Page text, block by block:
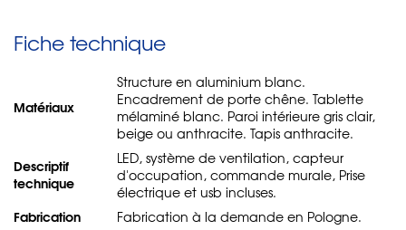
Fiche technique
Matériaux
Structure en aluminium blanc.
Encadrement de porte chêne. Tablette
mélaminé blanc. Paroi intérieure gris clair,
beige ou anthracite. Tapis anthracite.
Descriptif
technique
LED, système de ventilation, capteur
d'occupation, commande murale, Prise
électrique et usb incluses.
Fabrication Fabrication à la demande en Pologne.